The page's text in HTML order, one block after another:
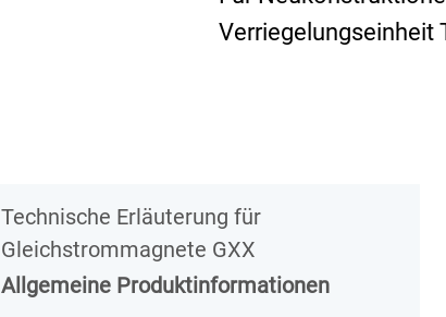
Verriegelungseinheit
Technische Erläuterung für
Gleichstrommagnete GXX
Allgemeine Produktinformationen